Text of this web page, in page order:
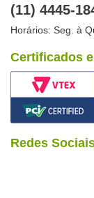
(11) 4445-
Horários: Seg. à
Certificados
Redes